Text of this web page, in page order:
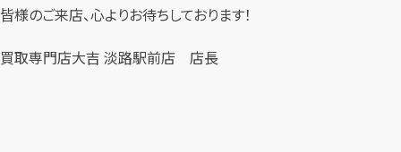
皆様のご来店、心よりお待ちしております！
買取専門店大吉 淡路駅前店 店長